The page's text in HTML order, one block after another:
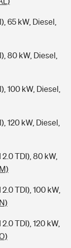
65 kW, Diesel,
80 kW, Diesel,
100 kW, Diesel,
120 kW, Diesel,
TDI), 80 kW,
TDI), 100 kW,
TDI), 120 kW,